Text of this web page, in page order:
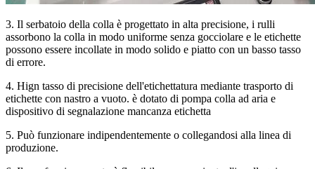
3. Il serbatoio della colla è progettato in alta precisione, i rulli
assorbono la colla in modo uniforme senza gocciolare e le etichette
possono essere incollate in modo solido e piatto con un basso tasso
di errore.
4. Hign tasso di precisione dell'etichettatura mediante trasporto di
etichette con nastro a vuoto. è dotato di pompa colla ad aria e
dispositivo di segnalazione mancanza etichetta
5. Può funzionare indipendentemente o collegandosi alla linea di
produzione.